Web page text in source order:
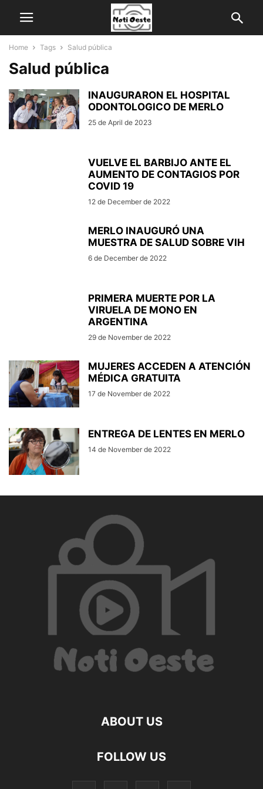
Home Tags Salud pública
Salud pública
INAUGURARON EL HOSPITAL
ODONTOLOGICO DE MERLO
25 de April de 2023
VUELVE EL BARBIJO ANTE EL
AUMENTO DE CONTAGIOS POR
COVID 19
12 de December de 2022
MERLO INAUGURÓ UNA
MUESTRA DE SALUD SOBRE VIH
6 de December de 2022
PRIMERA MUERTE POR LA
VIRUELA DE MONO EN
ARGENTINA
29 de November de 2022
MUJERES ACCEDEN A ATENCIÓN
MÉDICA GRATUITA
17 de November de 2022
ENTREGA DE LENTES EN MERLO
14 de November de 2022
ABOUT US
FOLLOW US